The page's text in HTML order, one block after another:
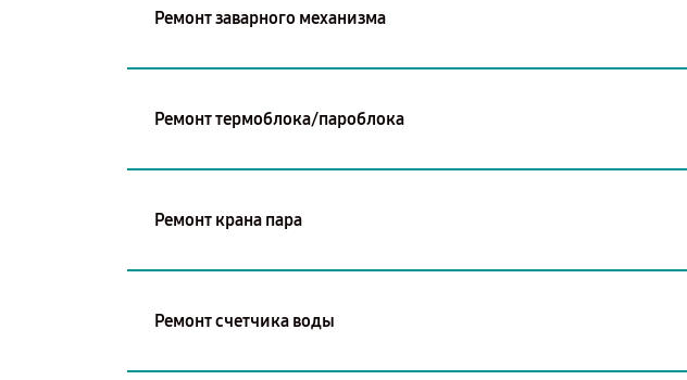
Ремонт заварного механизма
Ремонт термоблока/пароблока
Ремонт крана пара
Ремонт счетчика воды